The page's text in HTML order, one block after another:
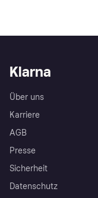
Klarna
Über uns
Karriere
AGB
Presse
Sicherheit
Datenschutz